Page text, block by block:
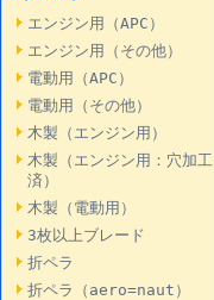
エンジン用（APC）
エンジン用（その他）
電動用（APC）
電動用（その他）
木製（エンジン用）
木製（エンジン用：穴加工
済）
木製（電動用）
3枚以上ブレード
折ペラ
折ペラ（aero=naut）